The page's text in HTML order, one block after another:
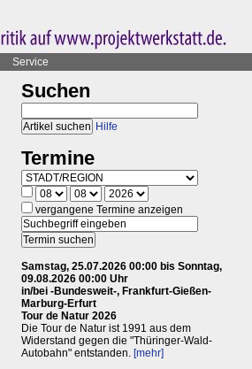
Service
Suchen
Hilfe
Termine
vergangene Termine anzeigen
Samstag, 25.07.2026 00:00 bis Sonntag,
09.08.2026 00:00 Uhr
in/bei -Bundesweit-, Frankfurt-Gießen-
Marburg-Erfurt
Tour de Natur 2026
Die Tour de Natur ist 1991 aus dem
Widerstand gegen die "Thüringer-Wald-
Autobahn" entstanden. [mehr]